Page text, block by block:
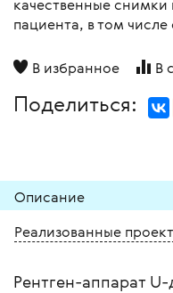
качественные снимки
пациента, в том
В избранное В
Поделиться:
Описание
Реализованные
Рентген-аппарат